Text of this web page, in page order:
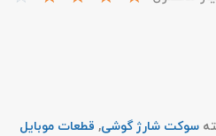
سوکت شارژ گوشی, قطعات موبایل